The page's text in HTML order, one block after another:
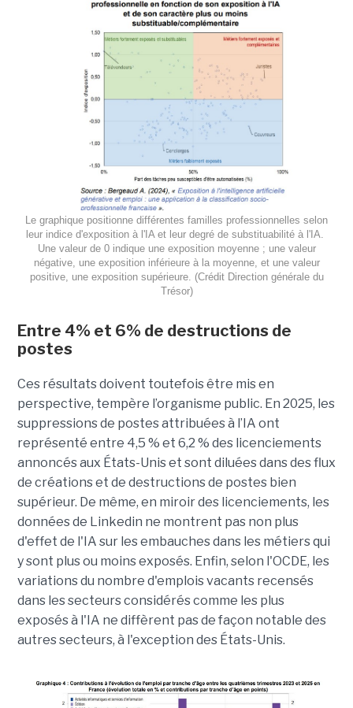
Le graphique positionne différentes familles professionnelles selon
leur indice d'exposition à l'IA et leur degré de substituabilité à l'IA.
Une valeur de 0 indique une exposition moyenne ; une valeur
négative, une exposition inférieure à la moyenne, et une valeur
positive, une exposition supérieure. (Crédit Direction générale du
Trésor)
Entre 4% et 6% de destructions de
postes
Ces résultats doivent toutefois être mis en
perspective, tempère l’organisme public. En 2025, les
suppressions de postes attribuées à l’IA ont
représenté entre 4,5 % et 6,2 % des licenciements
annoncés aux États-Unis et sont diluées dans des flux
de créations et de destructions de postes bien
supérieur. De même, en miroir des licenciements, les
données de Linkedin ne montrent pas non plus
d'effet de l'IA sur les embauches dans les métiers qui
y sont plus ou moins exposés. Enfin, selon l'OCDE, les
variations du nombre d'emplois vacants recensés
dans les secteurs considérés comme les plus
exposés à l'IA ne diffèrent pas de façon notable des
autres secteurs, à l'exception des États-Unis.